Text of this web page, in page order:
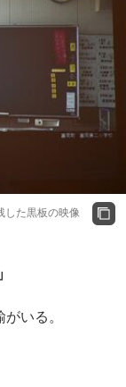
した黒板の映像
いる。